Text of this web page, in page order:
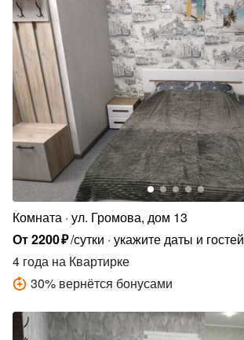
Комната ул. Громова, дом 13
От2200₽/сутки укажите даты и гостей
4 года на Квартирке
30% вернётся бонусами